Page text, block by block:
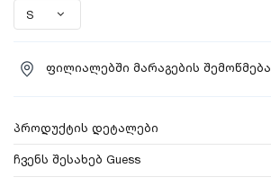
ფილიალებში მარაგების შემოწმება
პროდუქტის დეტალები
ჩვენს შესახებ Guess